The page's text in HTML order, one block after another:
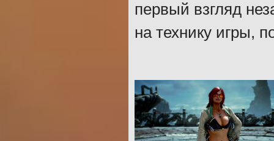
первый взгляд
на технику игры,